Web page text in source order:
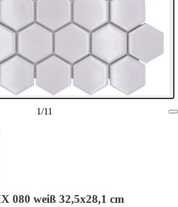
1/11
080 weiß 32,5x28,1 cm